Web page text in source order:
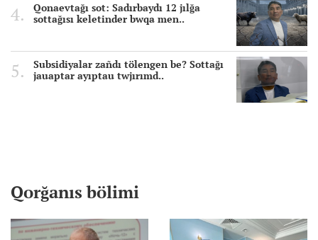
Qonaevtağı sot: Sadırbaydı 12 jılğa
sottağısı keletinder bwqa men..
Subsidiyalar zañdı tölengen be? Sottağı
jauaptar ayıptau twjırımd..
Qorğanıs bölimi